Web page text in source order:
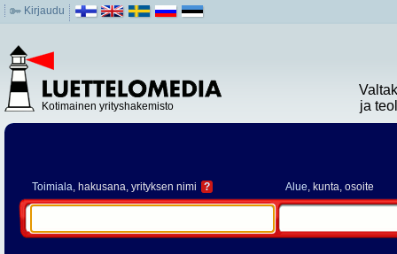
Kirjaudu
Kotimainen yrityshakemisto
ja
Toimiala, hakusana, yrityksen nimi ? Alue, kunta, osoite